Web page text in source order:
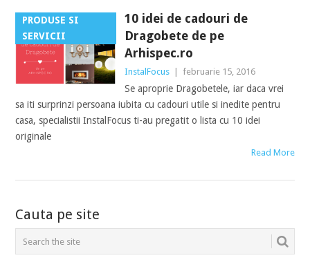
PRODUSE SI
SERVICII
10 idei de cadouri de
Dragobete de pe
Arhispec.ro
InstalFocus februarie 15, 2016
Se aproprie Dragobetele, iar daca vrei
sa iti surprinzi persoana iubita cu cadouri utile si inedite pentru
casa, specialistii InstalFocus ti-au pregatit o lista cu 10 idei
originale
Read More
POSTS
NAVIGATION
Cauta pe site